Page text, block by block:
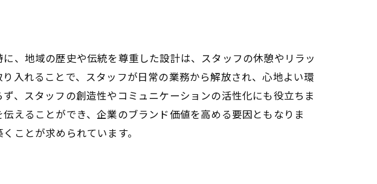
、地域の歴史や伝統を尊重した設計は、スタッフの休憩やリラッ
入れることで、スタッフが日常の業務から解放され、心地よい環
、スタッフの創造性やコミュニケーションの活性化にも役立ちま
えることができ、企業のブランド価値を高める要因ともなりま
ことが求められています。